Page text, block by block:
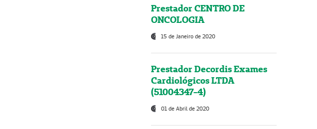
Prestador CENTRO DE
ONCOLOGIA
15 de Janeiro de 2020
Prestador Decordis Exames
Cardiológicos LTDA
(51004347-4)
01 de Abril de 2020